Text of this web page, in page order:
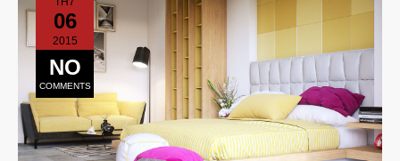
06
2015
NO
COMMENTS